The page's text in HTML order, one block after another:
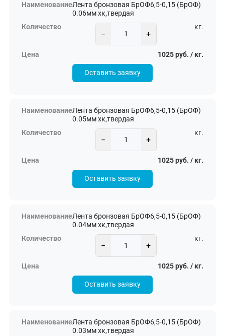
Лента бронзовая БрОФ6,5-0,15 (БрОФ)
0.06мм хк,твердая
− +
кг.
1025 руб. / кг.
Оставить заявку
Лента бронзовая БрОФ6,5-0,15 (БрОФ)
0.05мм хк,твердая
− +
кг.
1025 руб. / кг.
Оставить заявку
Лента бронзовая БрОФ6,5-0,15 (БрОФ)
0.04мм хк,твердая
− +
кг.
1025 руб. / кг.
Оставить заявку
Лента бронзовая БрОФ6,5-0,15 (БрОФ)
0.03мм хк,твердая